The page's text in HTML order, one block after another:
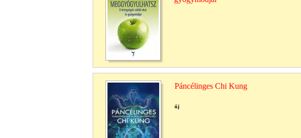
Páncélinges Chi Kung
új